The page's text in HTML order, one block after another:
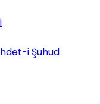
i Şuhud